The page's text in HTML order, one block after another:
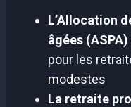
L’Allocation
âgées (ASPA)
pour les
modestes
La retraite